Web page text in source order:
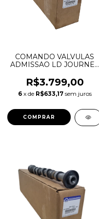
COMANDO VALVULAS
ADMISSAO LD JOURNEY
WRANGLER 3.6 V6
05184380AE 05184380AF
05184380AG
R$3.799,00
6 x de R$633,17 sem juros